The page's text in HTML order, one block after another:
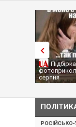
серпня
РОСІЙСЬКО-